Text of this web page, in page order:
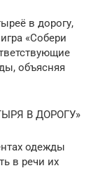
в дорогу,
«Собери
объясняя
В ДОРОГУ»
одежды
в речи их